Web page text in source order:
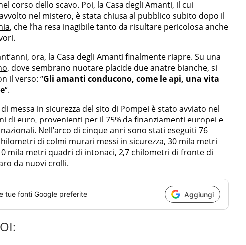
corso dello scavo. Poi, la Casa degli Amanti, il cui
nel mistero, è stata chiusa al pubblico subito dopo il
, che l’ha resa inagibile tanto da risultare pericolosa anche
ora, la Casa degli Amanti finalmente riapre. Su una
, dove sembrano nuotare placide due anatre bianche, si
il verso: “Gli amanti conducono, come le api, una vita
“.
messa in sicurezza del sito di Pompei è stato avviato nel
di euro, provenienti per il 75% da finanziamenti europei e
Nell’arco di cinque anni sono stati eseguiti 76
di colmi murari messi in sicurezza, 30 mila metri
mila metri quadri di intonaci, 2,7 chilometri di fronte di
da nuovi crolli.
tue fonti Google preferite Aggiungi